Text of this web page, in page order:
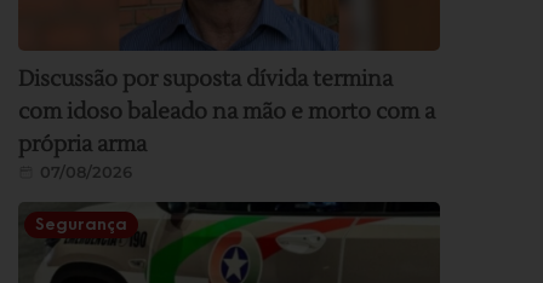
Discussão por suposta dívida termina
com idoso baleado na mão e morto com a
própria arma
07/08/2026
Segurança